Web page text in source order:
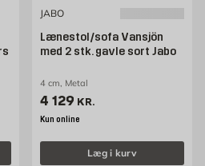
JABO
Lænestol/sofa Vansjön
med 2 stk. gavle sort Jabo
4 cm, Metal
Pris 4129 kr. /stk
4 129 KR.
Kun online
Læg i kurv